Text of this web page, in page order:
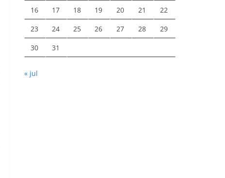
16 17 18 19 20 21 22
23 24 25 26 27 28 29
30 31
« jul